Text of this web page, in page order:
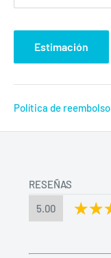
Estimación
Política de reembolso
RESEÑAS
5.00